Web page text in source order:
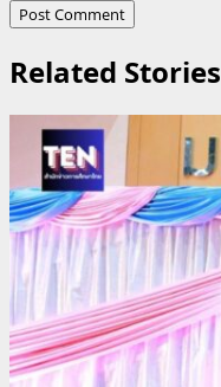
Related Stories